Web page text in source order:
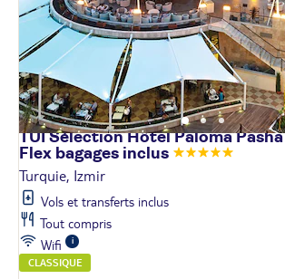
TUI Sélection Hôtel Paloma
Flex bagages inclus
Turquie, Izmir
Vols et transferts inclus
Tout compris
Wifi
CLASSIQUE